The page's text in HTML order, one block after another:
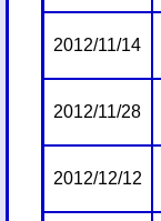
2012/11/14
2012/11/28
2012/12/12